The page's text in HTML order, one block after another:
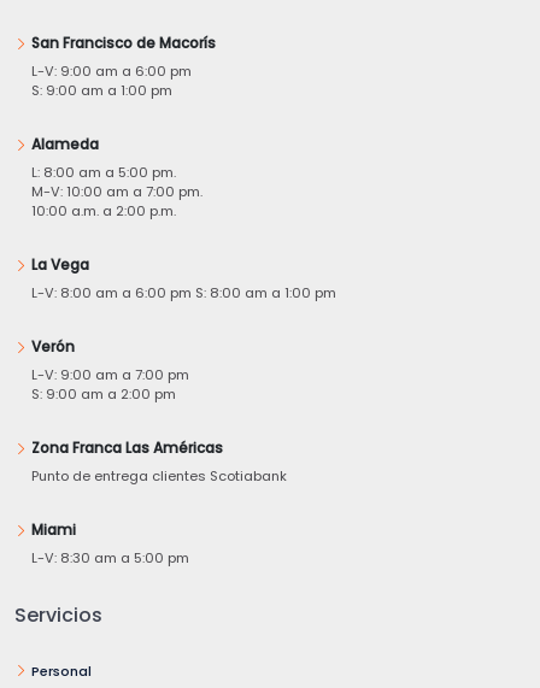
San Francisco de Macorís
L-V: 9:00 am a 6:00 pm
S: 9:00 am a 1:00 pm
Alameda
L: 8:00 am a 5:00 pm.
M-V: 10:00 am a 7:00 pm.
10:00 a.m. a 2:00 p.m.
La Vega
L-V: 8:00 am a 6:00 pm S: 8:00 am a 1:00 pm
Verón
L-V: 9:00 am a 7:00 pm
S: 9:00 am a 2:00 pm
Zona Franca Las Américas
Punto de entrega clientes Scotiabank
Miami
L-V: 8:30 am a 5:00 pm
Servicios
Personal